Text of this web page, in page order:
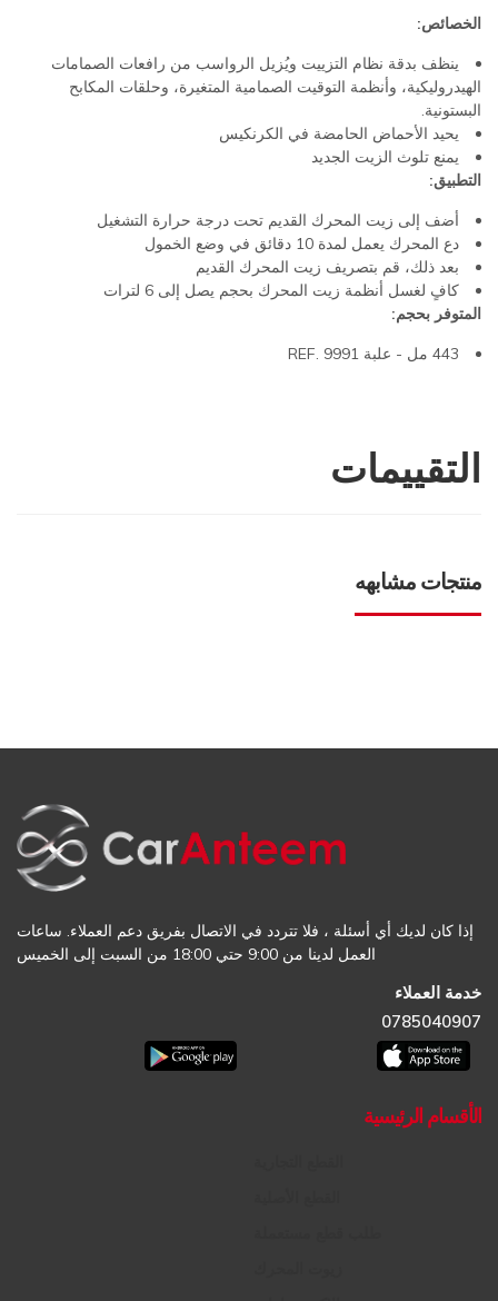
الخصائص:
ينظف بدقة نظام التزييت ويُزيل الرواسب من رافعات الصمامات
الهيدروليكية، وأنظمة التوقيت الصمامية المتغيرة، وحلقات المكابح
البستونية.
يحيد الأحماض الحامضة في الكرنكيس
يمنع تلوث الزيت الجديد
التطبيق:
أضف إلى زيت المحرك القديم تحت درجة حرارة التشغيل
دع المحرك يعمل لمدة 10 دقائق في وضع الخمول
بعد ذلك، قم بتصريف زيت المحرك القديم
كافٍ لغسل أنظمة زيت المحرك بحجم يصل إلى 6 لترات
المتوفر بحجم:
443 مل - علبة REF. 9991
التقييمات
منتجات مشابهه
إذا كان لديك أي أسئلة ، فلا تتردد في الاتصال بفريق دعم العملاء. ساعات
العمل لدينا من 9:00 حتي 18:00 من السبت إلى الخميس
خدمة العملاء
0785040907
الأقسام الرئيسية